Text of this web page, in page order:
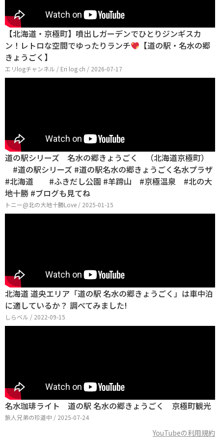
【北海道・京極町】噴出しガーデンでひとりジンギスカ
ン！レトロな空間でゆったりランチ
【道の駅・名水の郷
きょうごく】
エリlogチャンネル / Eri log ch / 2026-07-17
道の駅シリーズ 名水の郷きょうごく （北海道京極町）
#道の駅シリーズ #道の駅名水の郷きょうごく名水プラザ
#北海道 #ふきだし公園 #羊蹄山 #京極温泉 #北の大
地十勝 #ブログも見てね
トニー@北の大地十勝Love / 2025-01-15
北海道 道央エリア「道の駅 名水の郷きょうごく」は車中泊
に適しているか？ 調べてみました!
しらベル / 2022-09-15
名水珈琲ライト 道の駅 名水の郷きょうごく 京極町観光
旅人兄弟の珍道中 / 2025-07-24
YouTubeの利用規約